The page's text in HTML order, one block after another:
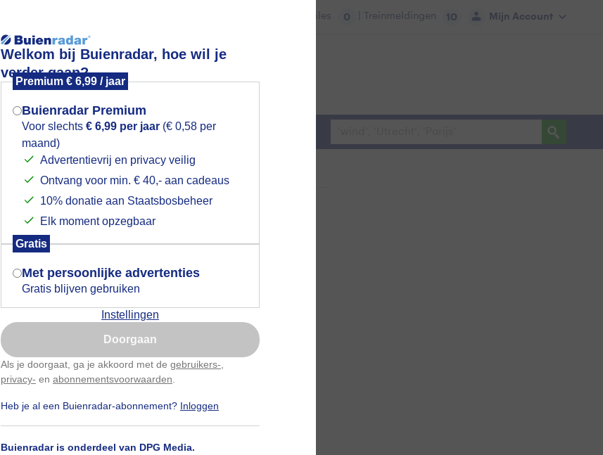
Welkom bij Buienradar, hoe wil je
verder gaan?
Premium € 6,99 / jaar
Buienradar Premium
Voor slechts € 6,99 per jaar (€ 0,58 per
maand)
Advertentievrij en privacy veilig
Ontvang voor min. € 40,- aan cadeaus
10% donatie aan Staatsbosbeheer
Elk moment opzegbaar
Gratis
Met persoonlijke advertenties
Gratis blijven gebruiken
Instellingen
Doorgaan
Als je doorgaat, ga je akkoord met de gebruikers-
privacy- en abonnementsvoorwaarden
Heb je al een Buienradar-abonnement? Inloggen
Buienradar is onderdeel van DPG Media.
Mijn Account
Files 0 | Treinmeldingen 10
Foto en video Weerzine
Mogen we je locatie gebruiken voor
het weer?
Indien je hier nog geen akkoord op hebt
gegeven, verschijnt er zo een pop-up uit
je browser waarin deze toestemming
gevraagd wordt.
Is goed, toon de popup
Nu niet, misschien later
Gebruik je Safari en wil je niet elke dag deze pop-up
Klikhierom dit aan te passen